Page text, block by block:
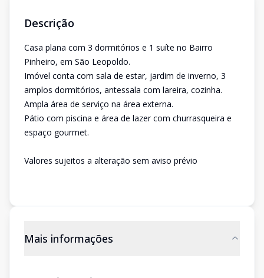
Descrição
Casa plana com 3 dormitórios e 1 suíte no Bairro
Pinheiro, em São Leopoldo.
Imóvel conta com sala de estar, jardim de inverno, 3
amplos dormitórios, antessala com lareira, cozinha.
Ampla área de serviço na área externa.
Pátio com piscina e área de lazer com churrasqueira e
espaço gourmet.
Valores sujeitos a alteração sem aviso prévio
Mais informações